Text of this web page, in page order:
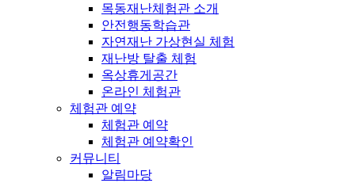
목동재난체험관 소개
안전행동학습관
자연재난 가상현실 체험
재난방 탈출 체험
옥상휴게공간
온라인 체험관
체험관 예약
체험관 예약
체험관 예약확인
커뮤니티
알림마당